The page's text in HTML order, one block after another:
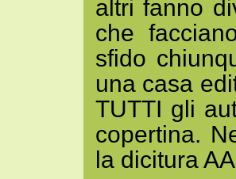
altri fanno
che
sfido
una casa
TUTTI gli
copertina.
la dicitura